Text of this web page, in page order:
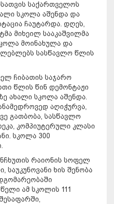
საქართველოს
სკოლა აშენდა და
ჩაუტარდა. დღეს,
მიხეილ სააკაშვილმა
მოინახულა და
სასწავლო წლის
ჩიბათის საჯარო
წლის წინ დემონტაჟი
ახალი სკოლა აშენდა.
აღიჭურვა,
გათბობა, სასწავლო
კომპიუტერული კლასი
სკოლა 300
რაიონის სოფელ
საუკუნოვანი ხის შენობა
ამ სკოლის 111